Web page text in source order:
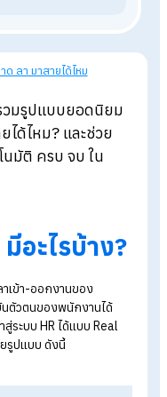
ช็กขาด ลา มาสายได้ไหม
ง? รวมรูปแบบยอดนิ
ายได้ไหม? และช่วย
ตโนมัติ ครบ จบ ใน